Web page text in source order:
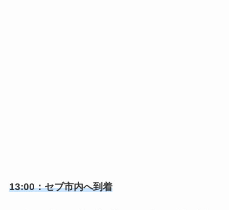
13:00：セブ市内へ到着